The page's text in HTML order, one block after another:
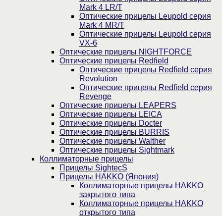
Mark 4 LR/T
Оптические прицелы Leupold серия
Mark 4 MR/T
Оптические прицелы Leupold серия
VX-6
Оптические прицелы NIGHTFORCE
Оптические прицелы Redfield
Оптические прицелы Redfield серия
Revolution
Оптические прицелы Redfield серия
Revenge
Оптические прицелы LEAPERS
Оптические прицелы LEICA
Оптические прицелы Docter
Оптические прицелы BURRIS
Оптические прицелы Walther
Оптические прицелы Sightmark
Коллиматорные прицелы
Прицелы SightecS
Прицелы HAKKO (Япония)
Коллиматорные прицелы HAKKO
закрытого типа
Коллиматорные прицелы HAKKO
открытого типа